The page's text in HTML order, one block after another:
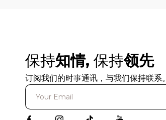
保持知情, 保持领先
订阅我们的时事通讯，与我们保持联系。